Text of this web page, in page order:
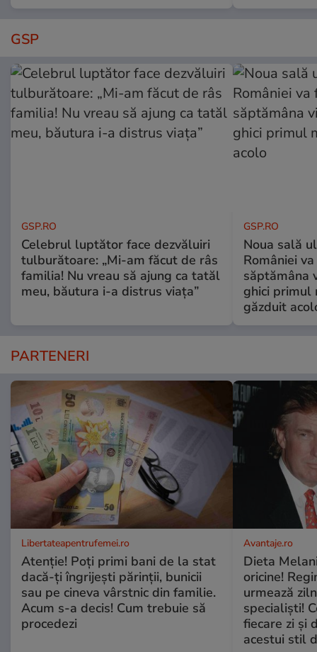
GSP
GSP.RO
Celebrul luptător face dezvăluiri
tulburătoare: „Mi-am făcut de râs
familia! Nu vreau să ajung ca tatăl
meu, băutura i-a distrus viața”
GSP.RO
Noua sală
României
săptămâna
ghici primul
găzduit
PARTENERI
Libertateapentrufemei.ro
Atenție! Poți primi bani de la stat
dacă-ți îngrijești părinții, bunicii
sau pe cineva vârstnic din familie.
Acum s-a decis! Cum trebuie să
procedezi
Avantaje.ro
Dieta
oricine!
urmează
specialiști!
fiecare zi și
acestui stil